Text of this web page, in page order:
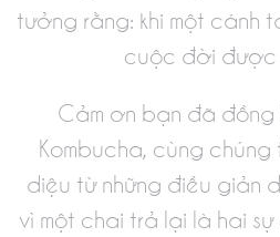
tưởng rằng: khi một cánh
cuộc đời được
Cảm ơn bạn đã đồng
Kombucha, cùng chúng
diệu từ những điều giản
vì một chai trả lại là hai